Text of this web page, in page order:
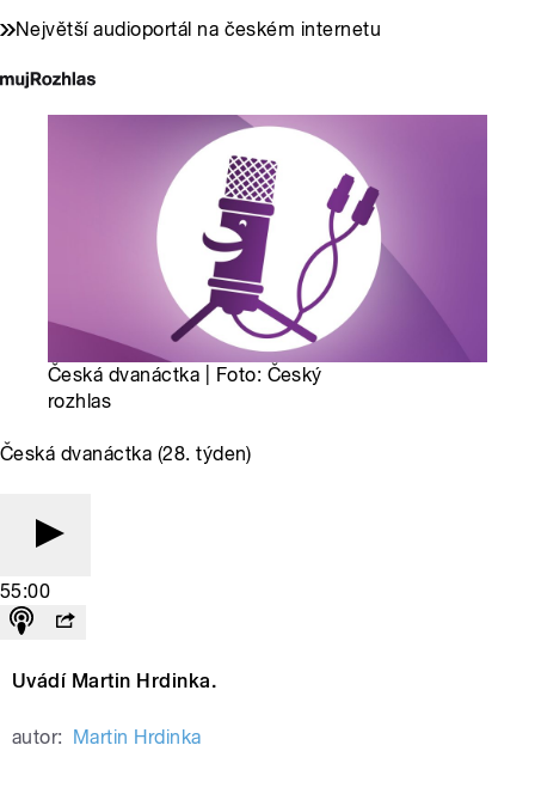
Největší audioportál na českém internetu
Česká dvanáctka | Foto: Český
rozhlas
Česká dvanáctka (28. týden)
55:00
Uvádí Martin Hrdinka.
autor: Martin Hrdinka